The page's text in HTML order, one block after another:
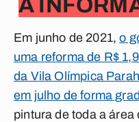
A
Em junho de 2021,o
uma reforma de R$
da Vila Olímpica
em julho de forma
pintura de toda a